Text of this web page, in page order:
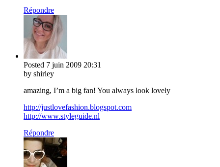
Répondre
Posted 7 juin 2009 20:31
by shirley
amazing, I’m a big fan! You always look lovely
http://justlovefashion.blogspot.com
http://www.styleguide.nl
Répondre